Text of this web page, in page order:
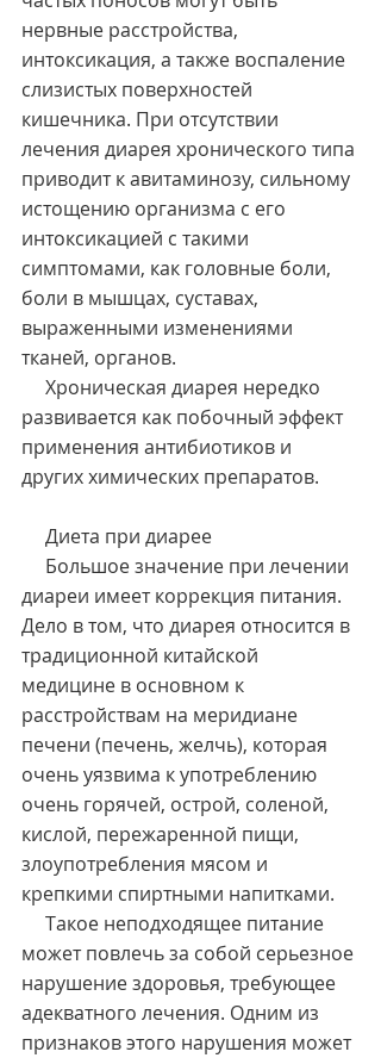
нервные расстройства,
интоксикация, а также воспаление
слизистых поверхностей
кишечника. При отсутствии
лечения диарея хронического типа
приводит к авитаминозу, сильному
истощению организма с его
интоксикацией с такими
симптомами, как головные боли,
боли в мышцах, суставах,
выраженными изменениями
тканей, органов.
развивается как побочный эффект
применения антибиотиков и
других химических препаратов.
     Диета при диарее
диареи имеет коррекция питания.
Дело в том, что диарея относится в
традиционной китайской
медицине в основном к
расстройствам на меридиане
печени (печень, желчь), которая
очень уязвима к употреблению
очень горячей, острой, соленой,
кислой, пережаренной пищи,
злоупотребления мясом и
крепкими спиртными напитками.
может повлечь за собой серьезное
нарушение здоровья, требующее
адекватного лечения. Одним из
признаков этого нарушения может